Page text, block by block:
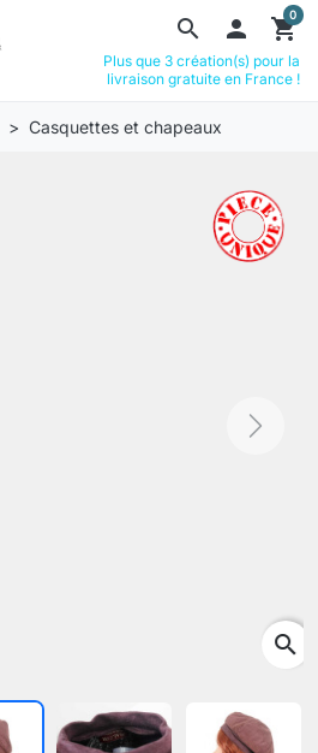
search  shopping_cart
0
Plus que 3 création(s) pour la
livraison gratuite en France !
Casquettes et chapeaux
Next
search